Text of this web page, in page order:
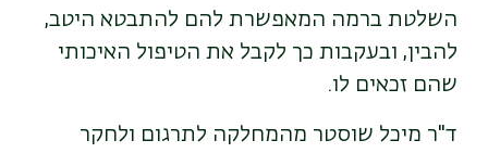
השלטת ברמה המאפשרת להם להתבטא היטב,
להבין, ובעקבות כך לקבל את הטיפול האיכותי
שהם זכאים לו.
ד"ר מיכל שוסטר מהמחלקה לתרגום ולחקר